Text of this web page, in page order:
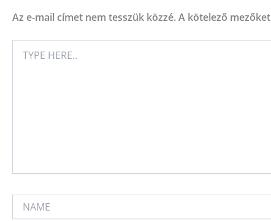
Az e-mail címet nem tesszük közzé.A kötelező mezőket
HERE..